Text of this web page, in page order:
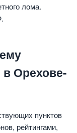
лома.
Орехове-
пунктов
рейтингами,